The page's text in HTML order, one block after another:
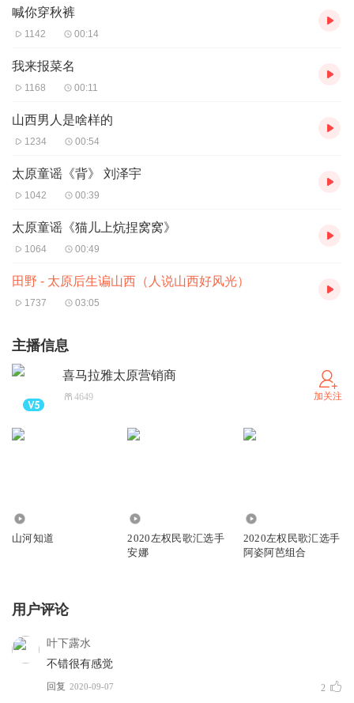
喊你穿秋裤
1142 00:14
我来报菜名
1168 00:11
山西男人是啥样的
1234 00:54
太原童谣《背》 刘泽宇
1042 00:39
太原童谣《猫儿上炕捏窝窝》
1064 00:49
田野 - 太原后生谝山西（人说山西好风光）
1737 03:05
主播信息
喜马拉雅太原营销商
4649 加关注
山河知道
2020左权民歌汇选手
安娜
2020左权民歌汇选手
阿姿阿芭组合
用户评论
叶下露水
不错很有感觉
回复 2020-09-07 2